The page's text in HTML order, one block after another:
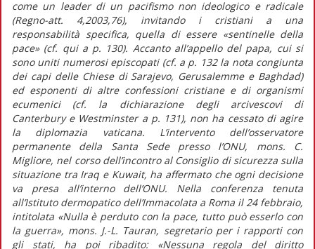
come un leader di un pacifismo non ideologico e radicale
(Regno-att. 4,2003,76), invitando i cristiani a una
responsabilità specifica, quella di essere «sentinelle della
pace» (cf. qui a p. 130). Accanto all’appello del papa, cui si
sono uniti numerosi episcopati (cf. a p. 132 la nota congiunta
dei capi delle Chiese di Sarajevo, Gerusalemme e Baghdad)
ed esponenti di altre confessioni cristiane e di organismi
ecumenici (cf. la dichiarazione degli arcivescovi di
Canterbury e Westminster a p. 131), non ha cessato di agire
la diplomazia vaticana. L’intervento dell’osservatore
permanente della Santa Sede presso l’ONU, mons. C.
Migliore, nel corso dell’incontro al Consiglio di sicurezza sulla
situazione tra Iraq e Kuwait, ha affermato che ogni decisione
va presa all’interno dell’ONU. Nella conferenza tenuta
all’Istituto dermopatico dell’Immacolata a Roma il 24 febbraio,
intitolata «Nulla è perduto con la pace, tutto può esserlo con
la guerra», mons. J.-L. Tauran, segretario per i rapporti con
gli stati, ha poi ribadito: «Nessuna regola del diritto